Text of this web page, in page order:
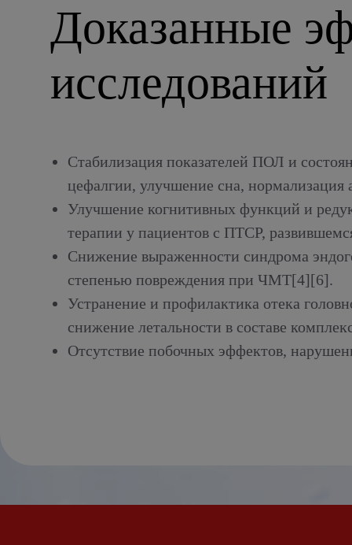
Доказанные
исследований
Стабилизация показателей ПОЛ и
цефалгии, улучшение сна,
Улучшение когнитивных функций и
терапии у пациентов с ПТСР,
Снижение выраженности синдрома
степенью повреждения при ЧМТ[4][6].
Устранение и профилактика отека
снижение летальности в составе
Отсутствие побочных эффектов,